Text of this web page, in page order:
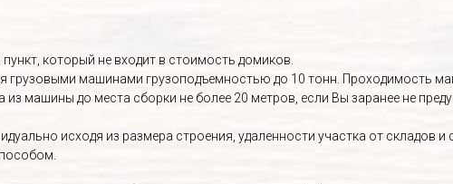
который не входит в стоимость домиков.
грузовыми машинами грузоподъемностью до 10 тонн. Проходимость
из машины до места сборки не более 20 метров, если Вы заранее не
исходя из размера строения, удаленности участка от складов